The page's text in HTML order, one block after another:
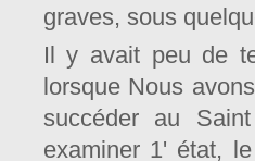
graves, sous
Il y avait peu de
lorsque Nous
succéder au
examiner 1' état,